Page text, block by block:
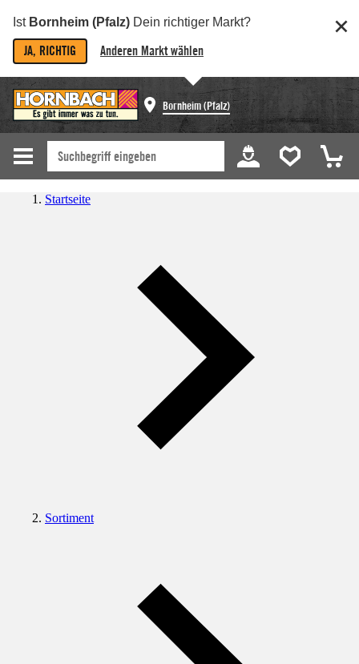
Ist Bornheim (Pfalz) Dein richtiger Markt?
JA, RICHTIG Anderen Markt wählen
Bornheim (Pfalz)
Startseite
Sortiment